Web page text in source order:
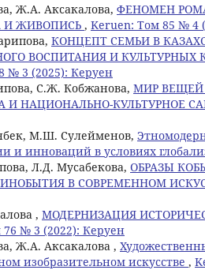
Ж.А. Аксакалова, ФЕНОМЕН
И ЖИВОПИСЬ , Keruen: Том 85 № 4
КОНЦЕПТ СЕМЬИ В
ВОСПИТАНИЯ И КУЛЬТУРНЫХ
№ 3 (2025): Керуен
С.Ж. Кобжанова, МИР ВЕЩЕЙ
И НАЦИОНАЛЬНО-КУЛЬТУРНОЕ
М.Ш. Сулейменов,
и инноваций в условиях
Л.Д. Мусабекова, ОБРАЗЫ
В СОВРЕМЕННОМ
, МОДЕРНИЗАЦИЯ
№ 3 (2022): Керуен
Ж.А. Аксакалова ,
изобразительном искусстве ,